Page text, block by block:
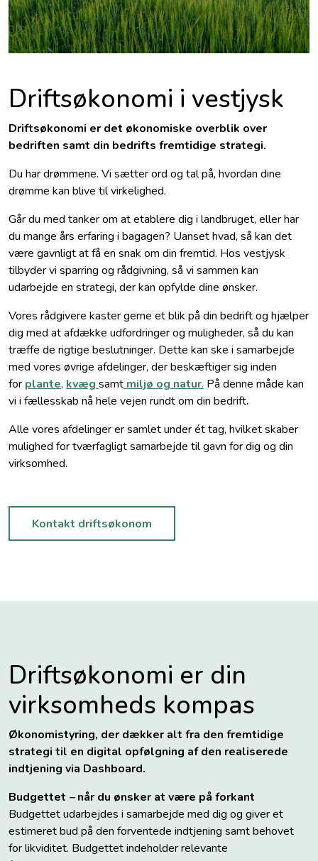
Driftsøkonomi i vestjysk
Driftsøkonomi er det økonomiske overblik over
bedriften samt din bedrifts fremtidige strategi.
Du har drømmene. Vi sætter ord og tal på, hvordan dine
drømme kan blive til virkelighed.
Går du med tanker om at etablere dig i landbruget, eller har
du mange års erfaring i bagagen? Uanset hvad, så kan det
være gavnligt at få en snak om din fremtid. Hos vestjysk
tilbyder vi sparring og rådgivning, så vi sammen kan
udarbejde en strategi, der kan opfylde dine ønsker.
Vores rådgivere kaster gerne et blik på din bedrift og hjælper
dig med at afdække udfordringer og muligheder, så du kan
træffe de rigtige beslutninger. Dette kan ske i samarbejde
med vores øvrige afdelinger, der beskæftiger sig inden
for plante, kvæg samt miljø og natur. På denne måde kan
vi i fællesskab nå hele vejen rundt om din bedrift.
Alle vores afdelinger er samlet under ét tag, hvilket skaber
mulighed for tværfagligt samarbejde til gavn for dig og din
virksomhed.
Kontakt driftsøkonom
Driftsøkonomi er din
virksomheds kompas
Økonomistyring, der dækker alt fra den fremtidige
strategi til en digital opfølgning af den realiserede
indtjening via Dashboard.
Budgettet –når du ønsker at være på forkant
Budgettet udarbejdes i samarbejde med dig og giver et
estimeret bud på den forventede indtjening samt behovet
for likviditet. Budgettet indeholder relevante